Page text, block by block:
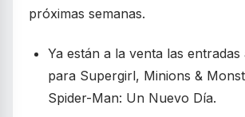
próximas semanas.
Ya están a la venta las entradas
para Supergirl, Minions &
Spider-Man: Un Nuevo Día.